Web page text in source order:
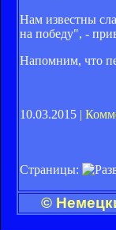
Нам известны
на победу", -
Напомним, что
10.03.2015 |
Страницы:
©